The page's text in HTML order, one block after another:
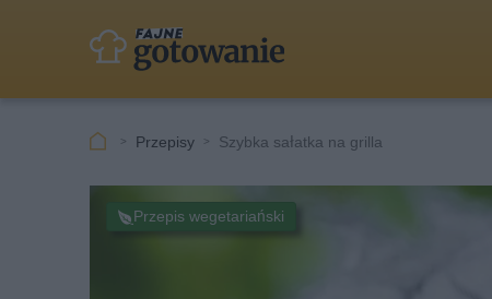
Przepisy Szybka sałatka na grilla
Przepis wegetariański